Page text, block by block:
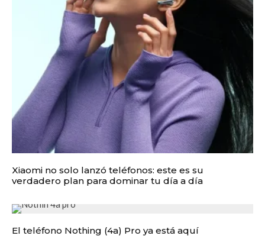
Xiaomi no solo lanzó teléfonos: este es su
verdadero plan para dominar tu día a día
El teléfono Nothing (4a) Pro ya está aquí